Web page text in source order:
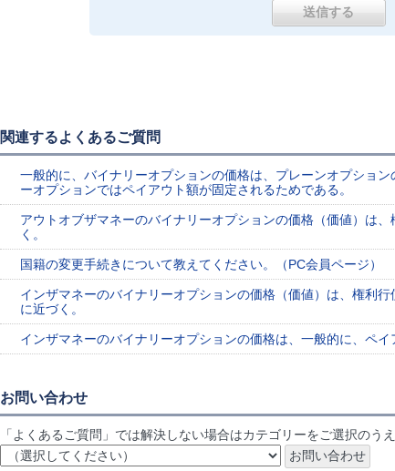
関連するよくあるご質問
一般的に、バイナリーオプションの価格は、プレーンオプショ
ーオプションではペイアウト額が固定されるためである。
アウトオブザマネーのバイナリーオプションの価格（価値）は
く。
国籍の変更手続きについて教えてください。（PC会員ページ）
インザマネーのバイナリーオプションの価格（価値）は、権利
に近づく。
インザマネーのバイナリーオプションの価格は、一般的に、ペイ
お問い合わせ
「よくあるご質問」では解決しない場合はカテゴリーをご選択のう